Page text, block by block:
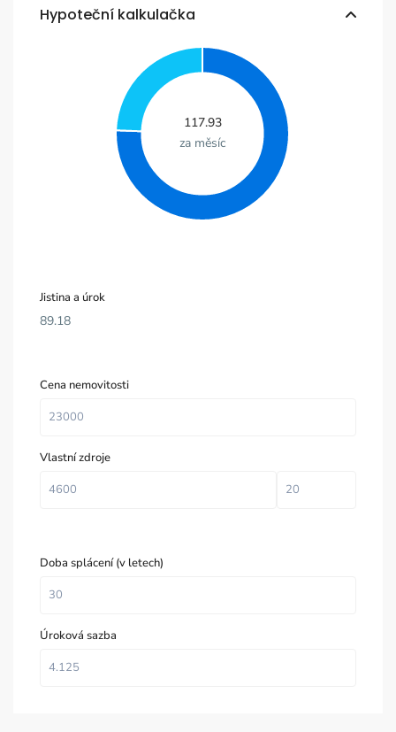
Hypoteční kalkulačka
117.93
za měsíc
Jistina a úrok
89.18
Cena nemovitosti
Vlastní zdroje
Doba splácení (v letech)
Úroková sazba